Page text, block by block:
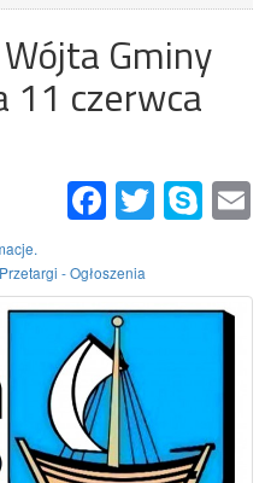
Gminy
11 czerwca
FacebookTwitter Skype
Przetargi - Ogłoszenia